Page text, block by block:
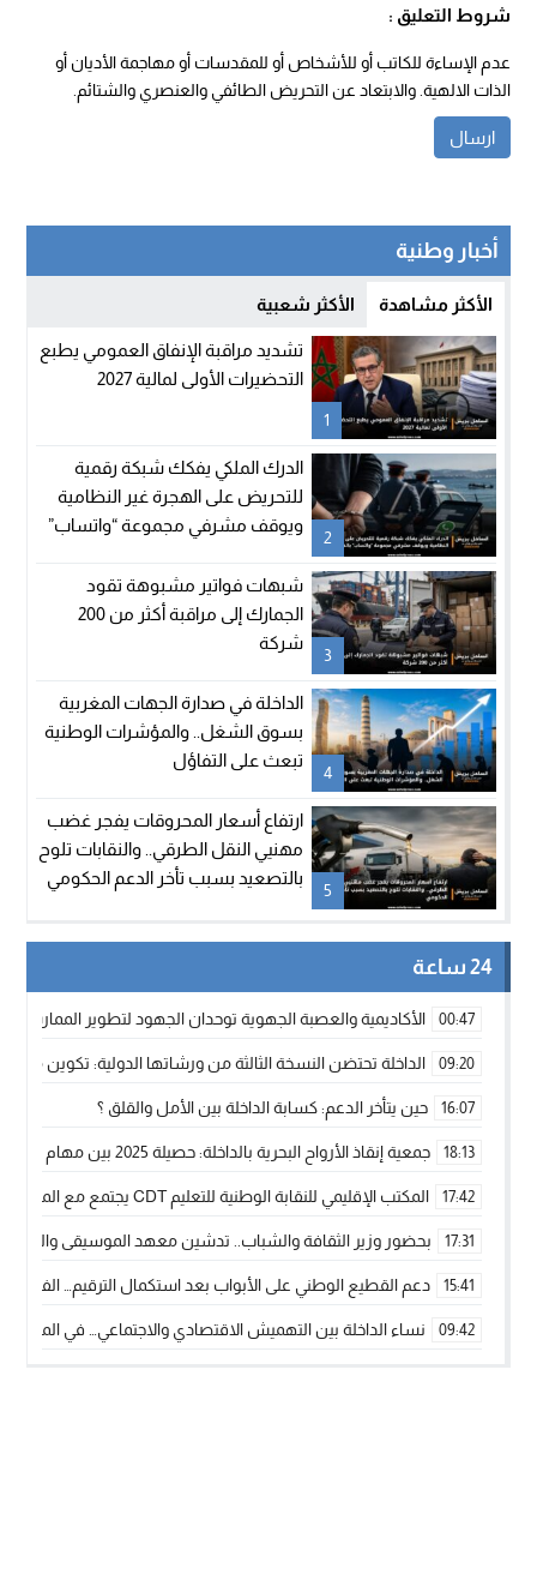
شروط التعليق :
عدم الإساءة للكاتب أو للأشخاص أو للمقدسات أو مهاجمة الأديان أو
الذات الالهية. والابتعاد عن التحريض الطائفي والعنصري والشتائم.
أخبار وطنية
الأكثر مشاهدة الأكثر شعبية
1
تشديد مراقبة الإنفاق العمومي يطبع
التحضيرات الأولى لمالية 2027
2
الدرك الملكي يفكك شبكة رقمية
للتحريض على الهجرة غير النظامية
ويوقف مشرفي مجموعة “واتساب”
3
شبهات فواتير مشبوهة تقود
الجمارك إلى مراقبة أكثر من 200
شركة
4
الداخلة في صدارة الجهات المغربية
بسوق الشغل.. والمؤشرات الوطنية
تبعث على التفاؤل
5
ارتفاع أسعار المحروقات يفجر غضب
مهنيي النقل الطرقي.. والنقابات تلوح
بالتصعيد بسبب تأخر الدعم الحكومي
24 ساعة
00:47 الأكاديمية والعصبة الجهوية توحدان الجهود لتطوير الممارسة
09:20 الداخلة تحتضن النسخة الثالثة من ورشاتها الدولية: تكوين
16:07 حين يتأخر الدعم: كسابة الداخلة بين الأمل والقلق ؟
18:13 جمعية إنقاذ الأرواح البحرية بالداخلة: حصيلة 2025 بين مهام الإنقاذ ومشروع “دار البحار”
17:42 المكتب الإقليمي للنقابة الوطنية للتعليم CDT يجتمع مع المدير الإقليمي لمناقشة ملفات جوهرية لنساء ورجال التعليم
17:31 بحضور وزير الثقافة والشباب.. تدشين معهد الموسيقى والفنون
15:41 دعم القطيع الوطني على الأبواب بعد استكمال الترقيم…
09:42 نساء الداخلة بين التهميش الاقتصادي والاجتماعي… في المؤسسات